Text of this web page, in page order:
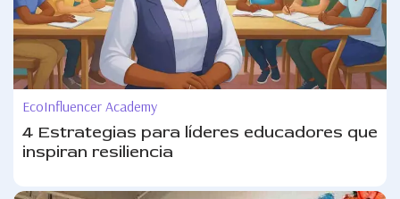
EcoInfluencer Academy
4 Estrategias para líderes educadores que
inspiran resiliencia